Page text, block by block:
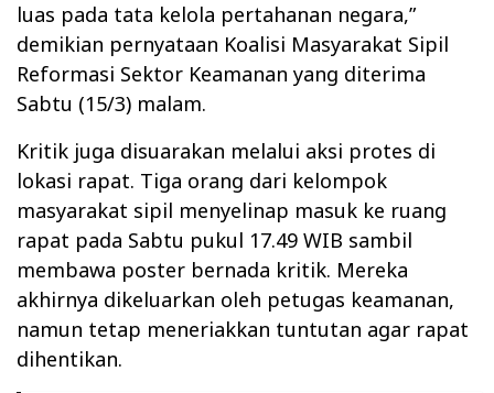
luas pada tata kelola pertahanan negara,”
demikian pernyataan Koalisi Masyarakat Sipil
Reformasi Sektor Keamanan yang diterima
Sabtu (15/3) malam.
Kritik juga disuarakan melalui aksi protes di
lokasi rapat. Tiga orang dari kelompok
masyarakat sipil menyelinap masuk ke ruang
rapat pada Sabtu pukul 17.49 WIB sambil
membawa poster bernada kritik. Mereka
akhirnya dikeluarkan oleh petugas keamanan,
namun tetap meneriakkan tuntutan agar rapat
dihentikan.